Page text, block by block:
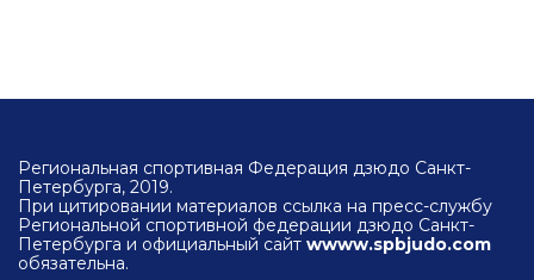
Региональная спортивная Федерация дзюдо Санкт-
Петербурга, 2019.
При цитировании материалов ссылка на пресс-службу
Региональной спортивной федерации дзюдо Санкт-
Петербурга и официальный сайт wwww.spbjudo.com
обязательна.